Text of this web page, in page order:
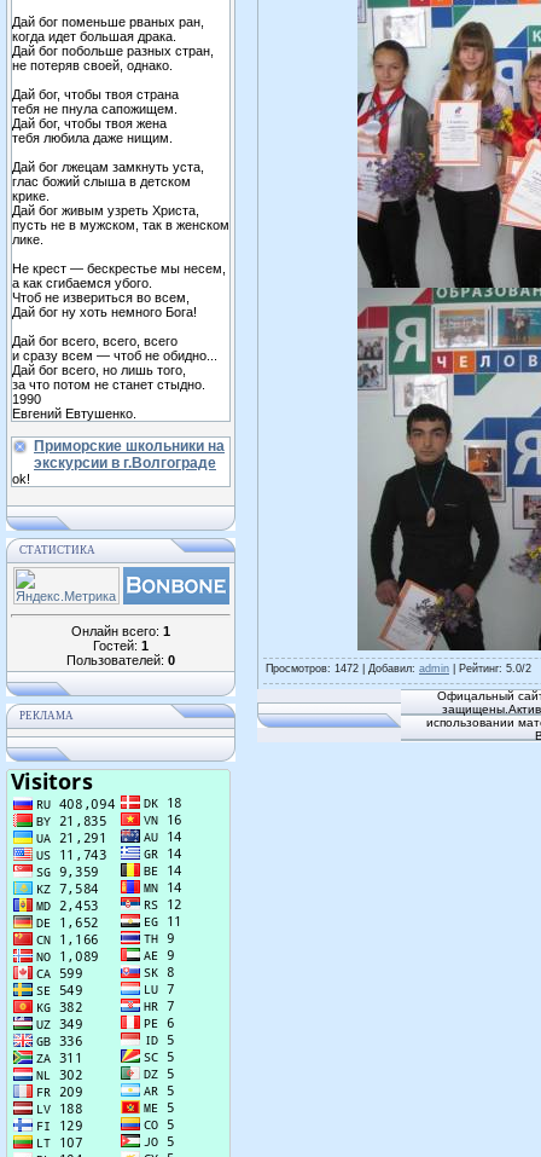
Дай бог поменьше рваных ран,
когда идет большая драка.
Дай бог побольше разных стран,
не потеряв своей, однако.
Дай бог, чтобы твоя страна
тебя не пнула сапожищем.
Дай бог, чтобы твоя жена
тебя любила даже нищим.
Дай бог лжецам замкнуть уста,
глас божий слыша в детском
крике.
Дай бог живым узреть Христа,
пусть не в мужском, так в женском
лике.
Не крест — бескрестье мы несем,
а как сгибаемся убого.
Чтоб не извериться во всем,
Дай бог ну хоть немного Бога!
Дай бог всего, всего, всего
и сразу всем — чтоб не обидно...
Дай бог всего, но лишь того,
за что потом не станет стыдно.
1990
Евгений Евтушенко.
Приморские школьники на
экскурсии в г.Волгограде
ok!
СТАТИСТИКА
Онлайн всего: 1
Гостей: 1
Пользователей: 0
РЕКЛАМА
Просмотров: 1472 | Добавил: admin Рейтинг: 5.0/2
Офицальный
использовании